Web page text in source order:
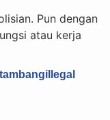
Pun dengan
atau kerja